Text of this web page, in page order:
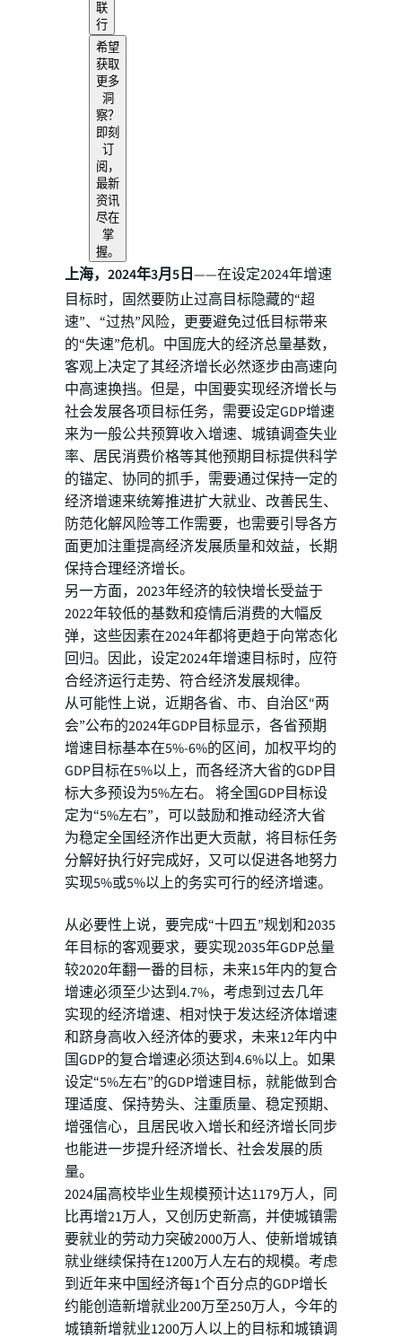
联
行
希望
获取
更多
洞
察？
即刻
订
阅，
最新
资讯
尽在
掌
握。
上海，2024年3月5日——在设定2024年增速
目标时，固然要防止过高目标隐藏的“超
速”、“过热”风险，更要避免过低目标带来
的“失速”危机。中国庞大的经济总量基数，
客观上决定了其经济增长必然逐步由高速向
中高速换挡。但是，中国要实现经济增长与
社会发展各项目标任务，需要设定GDP增速
来为一般公共预算收入增速、城镇调查失业
率、居民消费价格等其他预期目标提供科学
的锚定、协同的抓手，需要通过保持一定的
经济增速来统筹推进扩大就业、改善民生、
防范化解风险等工作需要，也需要引导各方
面更加注重提高经济发展质量和效益，长期
保持合理经济增长。
另一方面，2023年经济的较快增长受益于
2022年较低的基数和疫情后消费的大幅反
弹，这些因素在2024年都将更趋于向常态化
回归。因此，设定2024年增速目标时，应符
合经济运行走势、符合经济发展规律。
从可能性上说，近期各省、市、自治区“两
会”公布的2024年GDP目标显示，各省预期
增速目标基本在5%-6%的区间，加权平均的
GDP目标在5%以上，而各经济大省的GDP目
标大多预设为5%左右。 将全国GDP目标设
定为“5%左右”，可以鼓励和推动经济大省
为稳定全国经济作出更大贡献，将目标任务
分解好执行好完成好，又可以促进各地努力
实现5%或5%以上的务实可行的经济增速。
从必要性上说，要完成“十四五”规划和2035
年目标的客观要求，要实现2035年GDP总量
较2020年翻一番的目标，未来15年内的复合
增速必须至少达到4.7%，考虑到过去几年
实现的经济增速、相对快于发达经济体增速
和跻身高收入经济体的要求，未来12年内中
国GDP的复合增速必须达到4.6%以上。如果
设定“5%左右”的GDP增速目标，就能做到合
理适度、保持势头、注重质量、稳定预期、
增强信心，且居民收入增长和经济增长同步
也能进一步提升经济增长、社会发展的质
量。
2024届高校毕业生规模预计达1179万人，同
比再增21万人，又创历史新高，并使城镇需
要就业的劳动力突破2000万人、使新增城镇
就业继续保持在1200万人左右的规模。考虑
到近年来中国经济每1个百分点的GDP增长
约能创造新增就业200万至250万人，今年的
城镇新增就业1200万人以上的目标和城镇调